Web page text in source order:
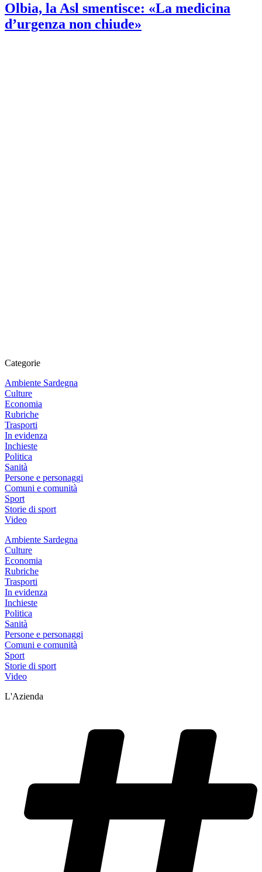
Olbia, la Asl smentisce: «La medicina
d’urgenza non chiude»
Categorie
Ambiente Sardegna
Culture
Economia
Rubriche
Trasporti
In evidenza
Inchieste
Politica
Sanità
Persone e personaggi
Comuni e comunità
Sport
Storie di sport
Video
Ambiente Sardegna
Culture
Economia
Rubriche
Trasporti
In evidenza
Inchieste
Politica
Sanità
Persone e personaggi
Comuni e comunità
Sport
Storie di sport
Video
L'Azienda